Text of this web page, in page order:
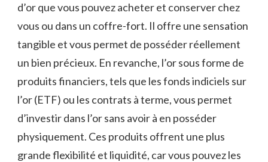
d’or que ⁢vous ⁤pouvez acheter et conserver chez‍
vous ⁤ou dans un coffre-fort.⁣ Il offre une ⁢sensation
tangible et vous permet de posséder réellement
un bien‍ précieux. En revanche, l’or sous forme de
produits financiers, tels que les fonds‌ indiciels sur ​
l’or (ETF) ​ou les‍ contrats à terme, vous permet
d’investir dans l’or sans avoir⁣ à en posséder
physiquement. Ces produits offrent une plus
grande flexibilité et⁣ liquidité, car⁢ vous pouvez‌ les